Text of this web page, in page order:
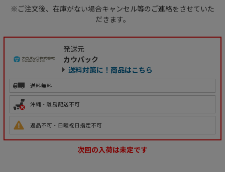
※ご注文後、在庫がない場合キャンセル等のご連絡をさせていた
だきます。
発送元
カウパック
送料対策に！商品はこちら
送料無料
沖縄・離島配送不可
返品不可・日曜祝日指定不可
次回の入荷は未定です